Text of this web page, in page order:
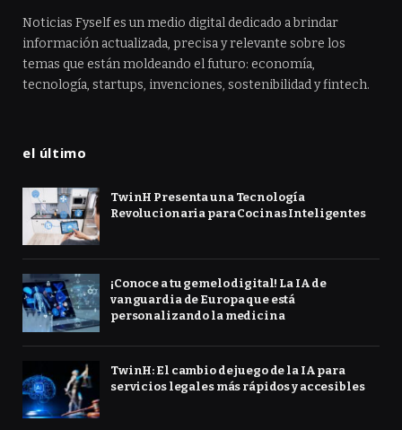
Noticias Fyself es un medio digital dedicado a brindar
información actualizada, precisa y relevante sobre los
temas que están moldeando el futuro: economía,
tecnología, startups, invenciones, sostenibilidad y fintech.
el último
TwinH Presenta una Tecnología
Revolucionaria para Cocinas Inteligentes
¡Conoce a tu gemelo digital! La IA de
vanguardia de Europa que está
personalizando la medicina
TwinH: El cambio de juego de la IA para
servicios legales más rápidos y accesibles